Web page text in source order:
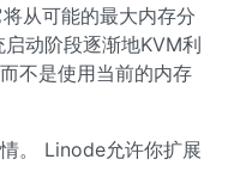
从可能的最大内存分
动阶段逐渐地KVM利
不是使用当前的内存
。 Linode允许你扩展